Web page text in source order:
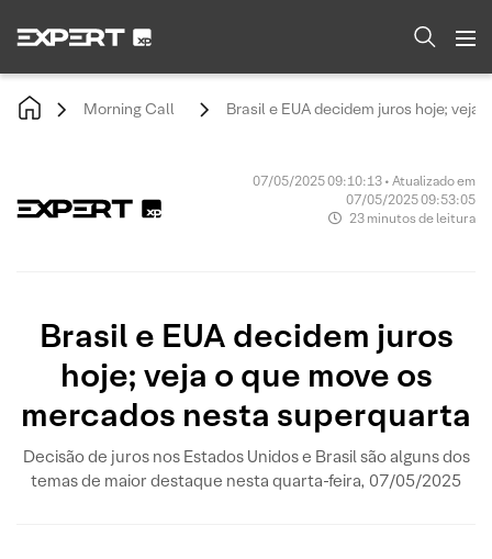
Morning Call Brasil e EUA decidem juros hoje;
07/05/2025 09:10:13 • Atualizado em
07/05/2025 09:53:05
23 minutos de leitura
Brasil e EUA decidem juros
hoje; veja o que move os
mercados nesta superquarta
Decisão de juros nos Estados Unidos e Brasil são alguns dos
temas de maior destaque nesta quarta-feira, 07/05/2025